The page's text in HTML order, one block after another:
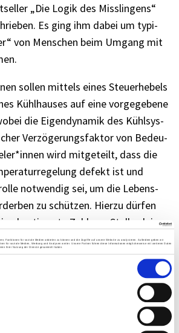
Funktionen für soziale Medien anbieten zu können und die Zugriffe auf unsere Website zu analysieren. Außerdem geben wir
für soziale Medien, Werbung und Analysen weiter. Unsere Partner führen diese Informationen möglicherweise mit weiteren Daten
Ihrer Nutzung der Dienste gesammelt haben.
„Die Logik des Miss­lin­gens“
Es ging ihm dabei um typi­
von Menschen beim Umgang mit
sollen mittels eines Steu­er­he­bels
Kühl­hau­ses auf eine vorge­ge­bene
die Eigen­dy­na­mik des Kühl­sys­
Verzö­ge­rungs­fak­tor von Bedeu­
wird mitge­teilt, dass die
defekt ist und
notwen­dig sei, um die Lebens­
zu schüt­zen. Hierzu dürfen
bestimmte Zahl von Stell­ra­d­ein­
Nach jeder Einstel­lung erhal­ten
genannt, die 15 Minu­ten nach ihrer
herr­schen wird. Auf Grund dieses
sie dann eine erneute Stell­ra­d­ein­